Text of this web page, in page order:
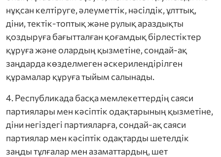
нұқсан келтіруге, әлеуметтік, нәсілдік, ұлттық,
діни, тектік-топтық және рулық араздықты
қоздыруға бағытталған қоғамдық бірлестіктер
құруға және олардың қызметіне, сондай-ақ
заңдарда көзделмеген әскерилендірілген
құрамалар құруға тыйым салынады.
4. Республикада басқа мемлекеттердің саяси
партиялары мен кәсіптік одақтарының қызметіне,
діни негіздегі партияларға, сондай-ақ саяси
партиялар мен кәсіптік одақтарды шетелдік
заңды тұлғалар мен азаматтардың, шет